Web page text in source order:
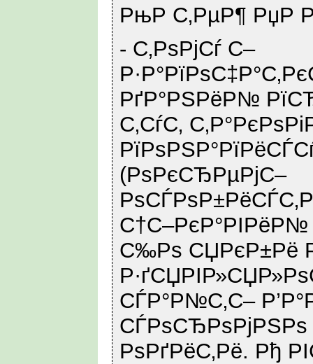
РњР С‚РµР¶ РџР
- С‚РѕРјСѓ С–
РґР°РЅРёР№
С‚СѓС‚
(РѕРєСЂРµРјС–
С‰Рѕ СЏРєР±Рё
СЃР°Р№С‚С–
РѕРґРёС‚Рё. Рђ